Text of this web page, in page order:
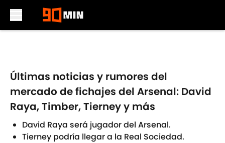
Últimas noticias y rumores del
mercado de fichajes del Arsenal: David
Raya, Timber, Tierney y más
David Raya será jugador del Arsenal.
Tierney podría llegar a la Real Sociedad.